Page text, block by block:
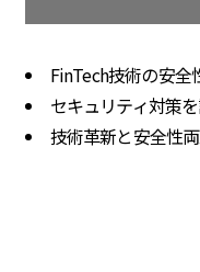
FinTech技術の安
セキュリティ対策
技術革新と安全性